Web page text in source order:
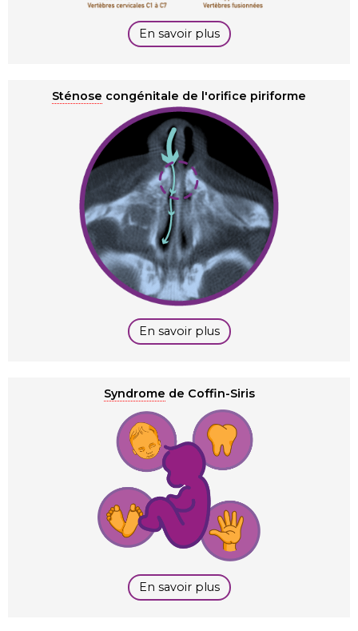
En savoir plus
Sténose congénitale de l'orifice piriforme
En savoir plus
Syndrome de Coffin-Siris
En savoir plus